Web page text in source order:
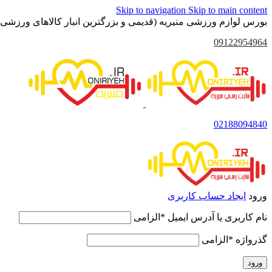
Skip to navigation Skip to main content
بورس لوازم ورزشی منیریه (قدیمی و بزرگترین انبار کالاهای ورزشی
09122954964
02188094840
ورود ایجاد حساب کاربری
نام کاربری یا آدرس ایمیل * الزامی
گذرواژه * الزامی
ورود